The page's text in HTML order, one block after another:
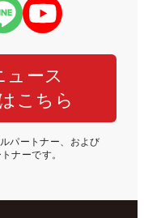
ュース
こちら
パートナー、および
ナーです。